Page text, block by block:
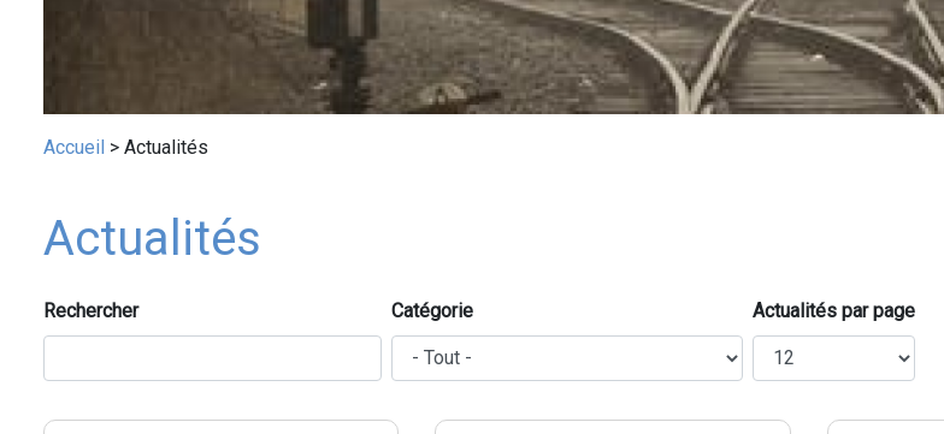
Fil
Accueil Actualités
Actualités
Rechercher Catégorie Actualités par page